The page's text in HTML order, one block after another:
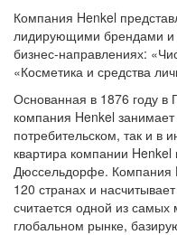
Компания Henkel
лидирующими брендами и
бизнес-направлениях:
«Косметика и средства
Основанная в 1876 году
компания Henkel
потребительском, так и в
квартира компании
Дюссельдорфе. Компания
120 странах и
считается одной из
глобальном рынке,